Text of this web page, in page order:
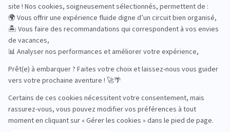
Océan Indien
Nos thématiques
Actif
Adult only